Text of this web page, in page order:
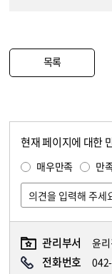
목록
현재 페이지에 대한
매우만족 만
관리부서 윤
전화번호